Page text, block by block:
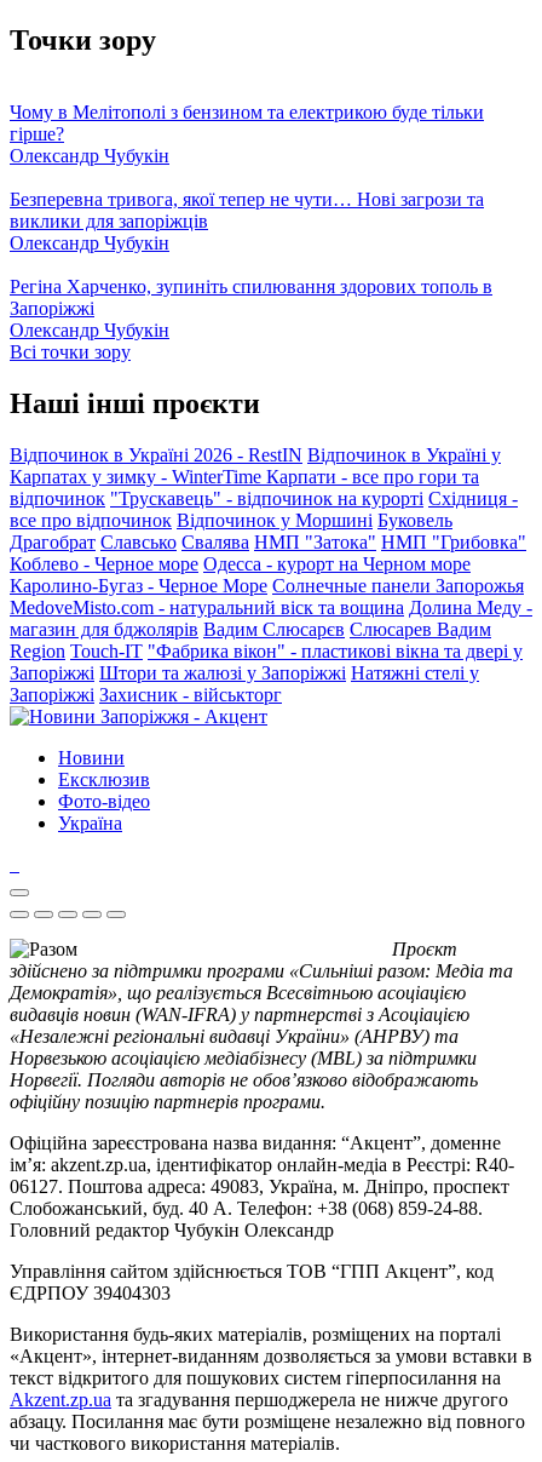
Точки зору
Чому в Мелітополі з бензином та електрикою буде тільки
гірше?
Олександр Чубукін
Безперевна тривога, якої тепер не чути… Нові загрози та
виклики для запоріжців
Олександр Чубукін
Регіна Харченко, зупиніть спилювання здорових тополь в
Запоріжжі
Олександр Чубукін
Всі точки зору
Наші інші проєкти
Відпочинок в Україні 2026 - RestIN Відпочинок в Україні у
Карпатах у зимку - WinterTime Карпати - все про гори та
відпочинок "Трускавець" - відпочинок на курорті Східниця -
все про відпочинок Відпочинок у Моршині Буковель
Драгобрат Славсько Свалява НМП "Затока" НМП "Грибовка"
Коблево - Черное море Одесса - курорт на Черном море
Каролино-Бугаз - Черное Море Солнечные панели Запорожья
MedoveMisto.com - натуральний віск та вощина Долина Меду -
магазин для бджолярів Вадим Слюсарєв Слюсарев Вадим
Region Touch-IT "Фабрика вікон" - пластикові вікна та двері у
Запоріжжі Штори та жалюзі у Запоріжжі Натяжні стелі у
Запоріжжі Захисник - військторг
Новини
Ексклюзив
Фото-відео
Україна
Проєкт
здійснено за підтримки програми «Сильніші разом: Медіа та
Демократія», що реалізується Всесвітньою асоціацією
видавців новин (WAN-IFRA) у партнерстві з Асоціацією
«Незалежні регіональні видавці України» (АНРВУ) та
Норвезькою асоціацією медіабізнесу (MBL) за підтримки
Норвегії. Погляди авторів не обов’язково відображають
офіційну позицію партнерів програми.
Офіційна зареєстрована назва видання: “Акцент”, доменне
ім’я: akzent.zp.ua, ідентифікатор онлайн-медіа в Реєстрі: R40-
06127. Поштова адреса: 49083, Україна, м. Дніпро, проспект
Слобожанський, буд. 40 А. Телефон: +38 (068) 859-24-88.
Головний редактор Чубукін Олександр
Управління сайтом здійснюється ТОВ “ГПП Акцент”, код
ЄДРПОУ 39404303
Використання будь-яких матеріалів, розміщених на порталі
«Акцент», інтернет-виданням дозволяється за умови вставки в
текст відкритого для пошукових систем гіперпосилання на
Akzent.zp.ua та згадування першоджерела не нижче другого
абзацу. Посилання має бути розміщене незалежно від повного
чи часткового використання матеріалів.